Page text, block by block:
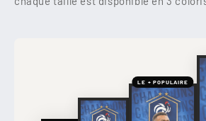
LE + POPULAIRE